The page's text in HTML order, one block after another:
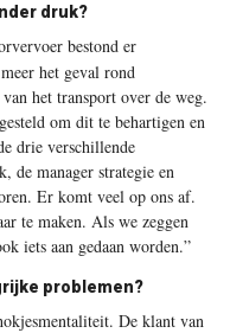
druk?
bestond er
het geval rond
het transport over de weg.
om dit te behartigen en
drie verschillende
de manager strategie en
Er komt veel op ons af.
te maken. Als we zeggen
iets aan gedaan worden.”
problemen?
De klant van